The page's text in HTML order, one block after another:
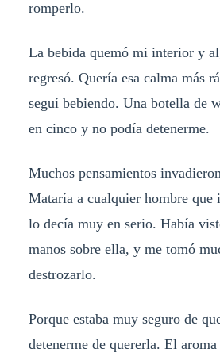
romperlo.
La bebida quemó mi interior y
regresó. Quería esa calma más
seguí bebiendo. Una botella de
en cinco y no podía detenerme.
Muchos pensamientos
Mataría a cualquier hombre que
lo decía muy en serio. Había
manos sobre ella, y me tomó
destrozarlo.
Porque estaba muy seguro de
detenerme de quererla. El